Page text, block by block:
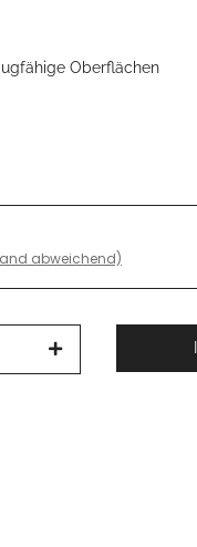
Oberflächen
abweichend)